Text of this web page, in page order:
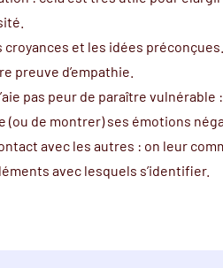
et les idées
preuve d’empathie.
pas peur de paraître
(ou de montrer) ses émotions
avec les autres : on leur
avec lesquels s’identifier.